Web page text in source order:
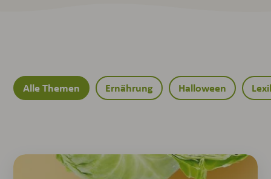
Alle Themen Ernährung Halloween